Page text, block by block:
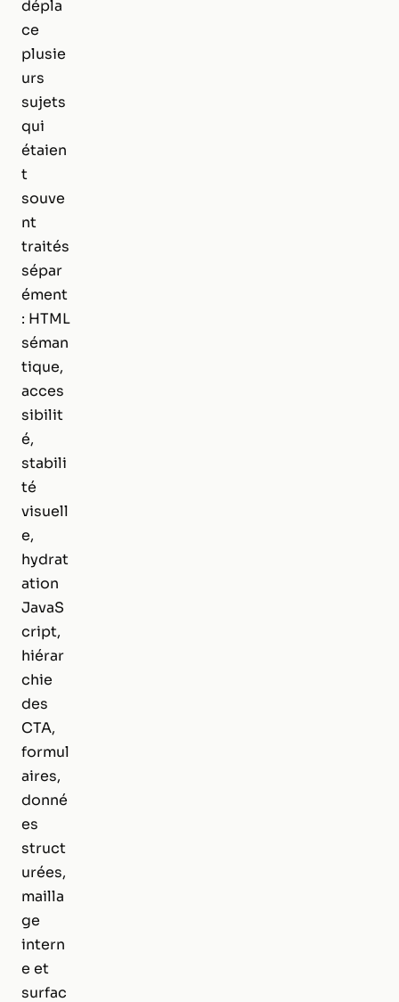
dépla
ce
plusie
urs
sujets
qui
étaien
t
souve
nt
traités
sépar
ément
: HTML
séman
tique,
acces
sibilit
é,
stabili
té
visuell
e,
hydrat
ation
JavaS
cript,
hiérar
chie
des
CTA,
formul
aires,
donné
es
struct
urées,
mailla
ge
intern
e et
surfac